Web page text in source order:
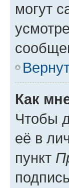
могут
Как
Чтобы
её в
пункт